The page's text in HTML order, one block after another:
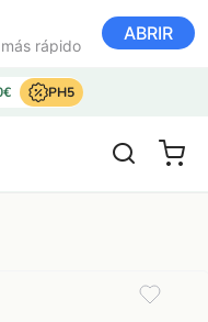
rápido
ABRIR
PH5
Carrito